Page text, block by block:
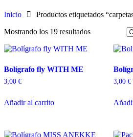
Inicio Productos etiquetados
Mostrando los 19 resultados
Bolígrafo fly WITH ME
3,00 €
Añadir al carrito
3,00 €